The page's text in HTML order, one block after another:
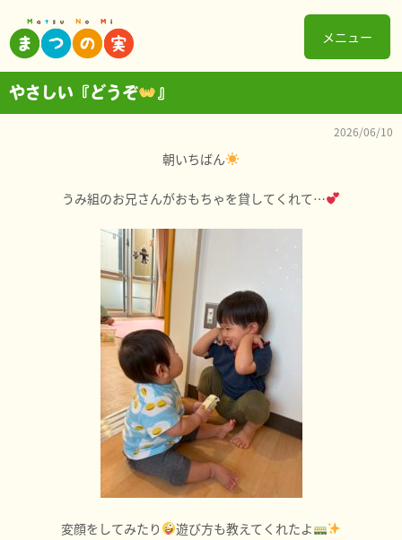
メニュー
やさしい『どうぞ 』
2026/06/10
朝いちばん
うみ組のお兄さんがおもちゃを貸してくれて…
変顔をしてみたり 遊び方も教えてくれたよ